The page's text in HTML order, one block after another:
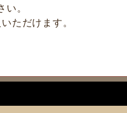
。
ただけます。